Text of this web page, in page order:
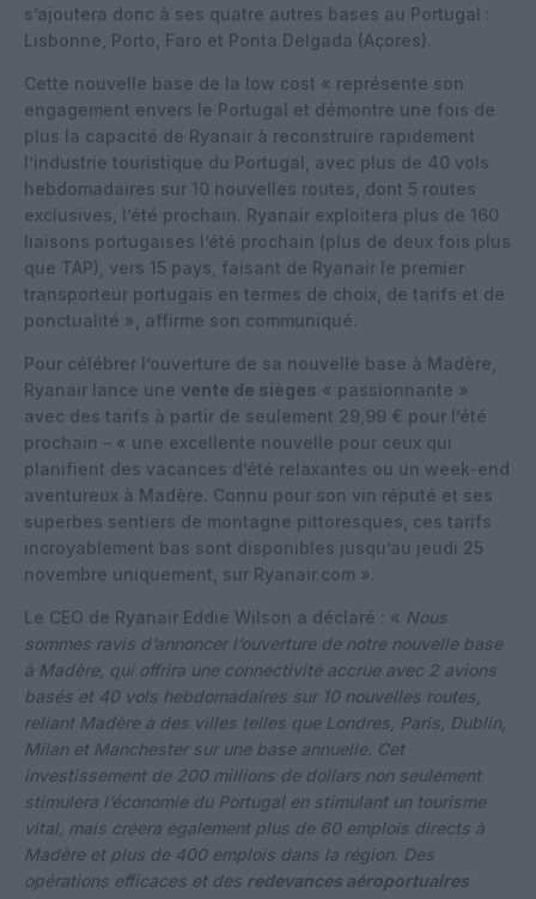
s’ajoutera donc à ses quatre autres bases au Portugal :
Lisbonne, Porto, Faro et Ponta Delgada (Açores).
Cette nouvelle base de la low cost « représente son
engagement envers le Portugal et démontre une fois de
plus la capacité de Ryanair à reconstruire rapidement
l’industrie touristique du Portugal, avec plus de 40 vols
hebdomadaires sur 10 nouvelles routes, dont 5 routes
exclusives, l’été prochain. Ryanair exploitera plus de 160
liaisons portugaises l’été prochain (plus de deux fois plus
que TAP), vers 15 pays, faisant de Ryanair le premier
transporteur portugais en termes de choix, de tarifs et de
ponctualité », affirme son communiqué.
Pour célébrer l’ouverture de sa nouvelle base à Madère,
Ryanair lance une vente de sièges « passionnante »
avec des tarifs à partir de seulement 29,99 € pour l’été
prochain – « une excellente nouvelle pour ceux qui
planifient des vacances d’été relaxantes ou un week-end
aventureux à Madère. Connu pour son vin réputé et ses
superbes sentiers de montagne pittoresques, ces tarifs
incroyablement bas sont disponibles jusqu’au jeudi 25
novembre uniquement, sur Ryanair.com ».
Le CEO de Ryanair Eddie Wilson a déclaré : « Nous
sommes ravis d’annoncer l’ouverture de notre nouvelle base
à Madère, qui offrira une connectivité accrue avec 2 avions
basés et 40 vols hebdomadaires sur 10 nouvelles routes,
reliant Madère à des villes telles que Londres, Paris, Dublin,
Milan et Manchester sur une base annuelle. Cet
investissement de 200 millions de dollars non seulement
stimulera l’économie du Portugal en stimulant un tourisme
vital, mais créera également plus de 60 emplois directs à
Madère et plus de 400 emplois dans la région. Des
opérations efficaces et des redevances aéroportuaires